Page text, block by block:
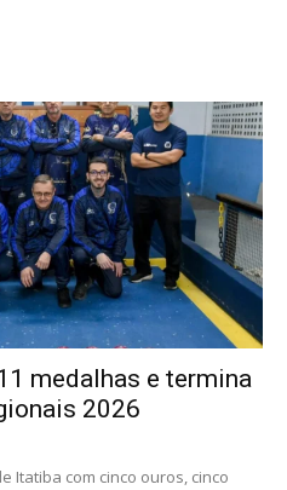
medalhas e termina
2026
Itatiba com cinco ouros, cinco